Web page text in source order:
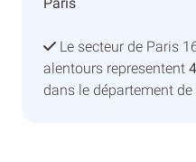
Le secteur de Paris
alentours representent
dans le département de